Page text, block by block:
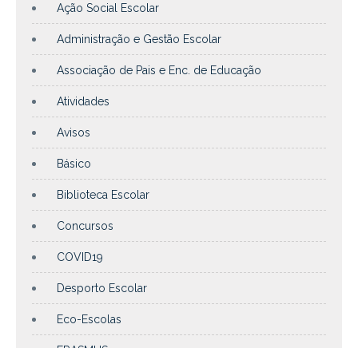
Ação Social Escolar
Administração e Gestão Escolar
Associação de Pais e Enc. de Educação
Atividades
Avisos
Básico
Biblioteca Escolar
Concursos
COVID19
Desporto Escolar
Eco-Escolas